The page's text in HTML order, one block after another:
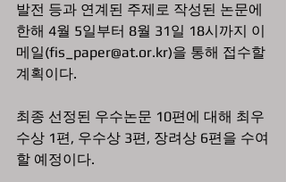
발전 등과 연계된 주제로 작성된 논문에
한해 4월 5일부터 8월 31일 18시까지 이
메일(fis_paper@at.or.kr)을 통해 접수할
계획이다.
최종 선정된 우수논문 10편에 대해 최우
수상 1편, 우수상 3편, 장려상 6편을 수여
할 예정이다.